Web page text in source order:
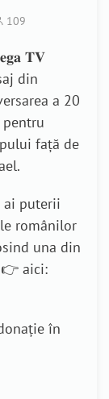
109
𝐓𝐕
din
a 20
față de
ai puterii
românilor
una din
aici:
în